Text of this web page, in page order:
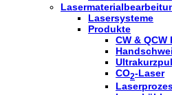
Lasersysteme
Produkte
CW & QCW
CO2-Laser